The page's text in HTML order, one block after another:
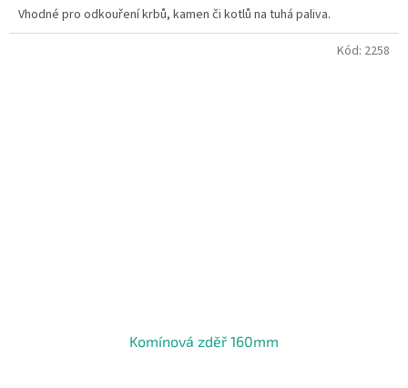
Vhodné pro odkouření krbů, kamen či kotlů na tuhá paliva.
Komínová zděř 160mm
Kód: 2258